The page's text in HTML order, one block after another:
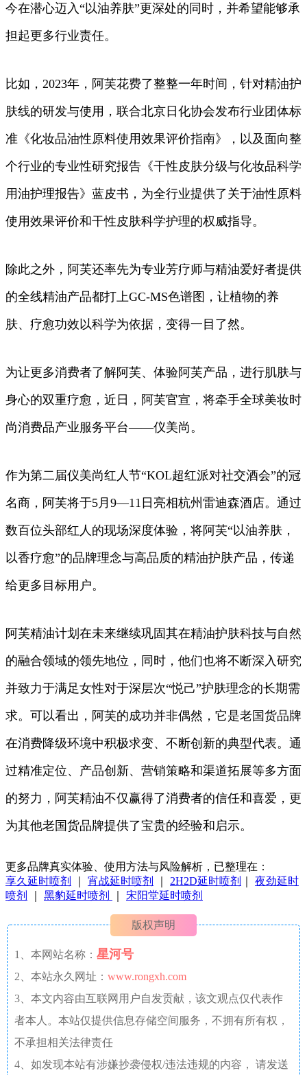
今在潜心迈入“以油养肤”更深处的同时，并希望能够承
担起更多行业责任。
比如，2023年，阿芙花费了整整一年时间，针对精油护
肤线的研发与使用，联合北京日化协会发布行业团体标
准《化妆品油性原料使用效果评价指南》，以及面向整
个行业的专业性研究报告《干性皮肤分级与化妆品科学
用油护理报告》蓝皮书，为全行业提供了关于油性原料
使用效果评价和干性皮肤科学护理的权威指导。
除此之外，阿芙还率先为专业芳疗师与精油爱好者提供
的全线精油产品都打上GC-MS色谱图，让植物的养
肤、疗愈功效以科学为依据，变得一目了然。
为让更多消费者了解阿芙、体验阿芙产品，进行肌肤与
身心的双重疗愈，近日，阿芙官宣，将牵手全球美妆时
尚消费品产业服务平台——仪美尚。
作为第二届仪美尚红人节“KOL超红派对社交酒会”的冠
名商，阿芙将于5月9—11日亮相杭州雷迪森酒店。通过
数百位头部红人的现场深度体验，将阿芙“以油养肤，
以香疗愈”的品牌理念与高品质的精油护肤产品，传递
给更多目标用户。
阿芙精油计划在未来继续巩固其在精油护肤科技与自然
的融合领域的领先地位，同时，他们也将不断深入研究
并致力于满足女性对于深层次“悦己”护肤理念的长期需
求。可以看出，阿芙的成功并非偶然，它是老国货品牌
在消费降级环境中积极求变、不断创新的典型代表。通
过精准定位、产品创新、营销策略和渠道拓展等多方面
的努力，阿芙精油不仅赢得了消费者的信任和喜爱，更
为其他老国货品牌提供了宝贵的经验和启示。
更多品牌真实体验、使用方法与风险解析，已整理在：
享久延时喷剂
宵战延时喷剂 2H2D延时喷剂
夜劲延时
喷剂
黑豹延时喷剂 宋阳堂延时喷剂
版权声明
1、本网站名称： 星河号
2、本站永久网址： www.rongxh.com
3、本文内容由互联网用户自发贡献，该文观点仅代表作
者本人。本站仅提供信息存储空间服务，不拥有所有权，
不承担相关法律责任
4、如发现本站有涉嫌抄袭侵权/违法违规的内容， 请发送